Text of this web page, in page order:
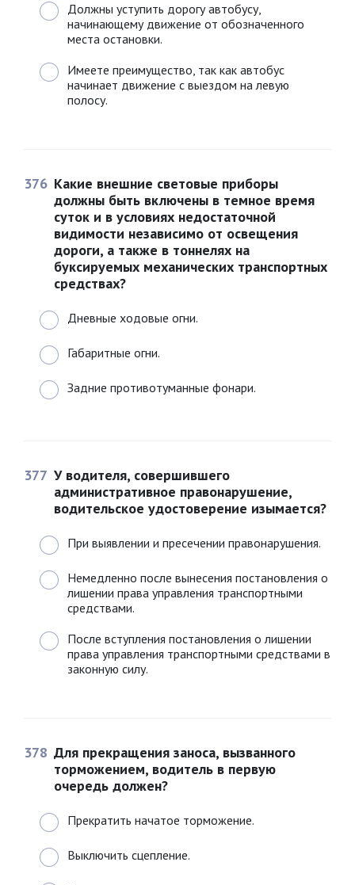
Должны уступить дорогу автобусу,
начинающему движение от обозначенного
места остановки.
Имеете преимущество, так как автобус
начинает движение с выездом на левую
полосу.
376 Какие внешние световые приборы
должны быть включены в темное время
суток и в условиях недостаточной
видимости независимо от освещения
дороги, а также в тоннелях на
буксируемых механических транспортных
средствах?
Дневные ходовые огни.
Габаритные огни.
Задние противотуманные фонари.
377 У водителя, совершившего
административное правонарушение,
водительское удостоверение изымается?
При выявлении и пресечении правонарушения.
Немедленно после вынесения постановления о
лишении права управления транспортными
средствами.
После вступления постановления о лишении
права управления транспортными средствами в
законную силу.
378 Для прекращения заноса, вызванного
торможением, водитель в первую
очередь должен?
Прекратить начатое торможение.
Выключить сцепление.